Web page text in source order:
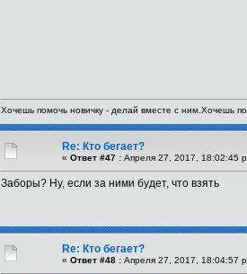
Хочешь помочь новичку - делай вместе с ним.Хочешь
Re: Кто бегает?
« Ответ #47 : Апреля 27, 2017, 18:02:45
Заборы? Ну, если за ними будет, что взять
Re: Кто бегает?
« Ответ #48 : Апреля 27, 2017, 18:04:57